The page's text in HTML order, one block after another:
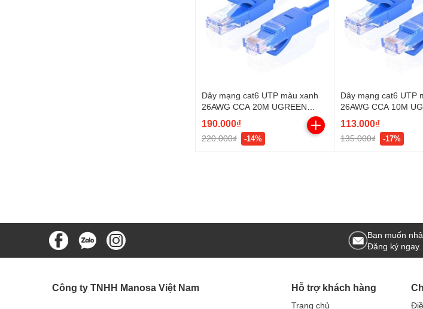
Dây mạng cat6 UTP màu xanh
26AWG CCA 20M UGREEN
11206
190.000₫
220.000₫ -14%
Dây mạng cat6 UTP
26AWG CCA 10M
11205
113.000₫
135.000₫ -17%
Bạn muốn
Đăng ký ngay.
Công ty TNHH Manosa Việt Nam Hỗ trợ khách hàng
Trang chủ